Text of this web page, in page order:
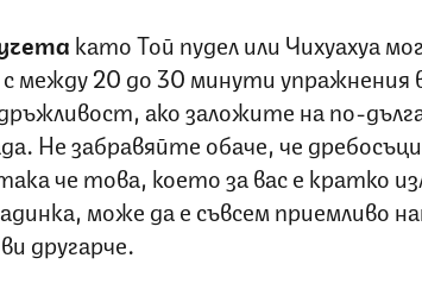
като Той пудел или Чихуахуа
между 20 до 30 минути упражнения
ако заложите на по-
Не забравяйте обаче, че
че това, което за вас е кратко
може да е съвсем приемливо
другарче.